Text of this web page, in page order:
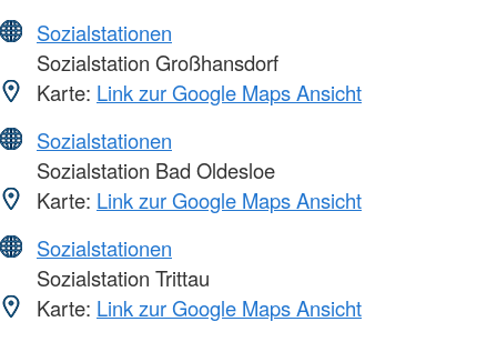
Sozialstationen
Sozialstation Großhansdorf
Karte: Link zur Google Maps Ansicht
Sozialstationen
Sozialstation Bad Oldesloe
Karte: Link zur Google Maps Ansicht
Sozialstationen
Sozialstation Trittau
Karte: Link zur Google Maps Ansicht